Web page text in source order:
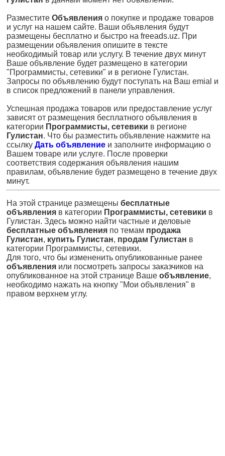
Разместите Объявления о покупке и продаже товаров
и услуг на нашем сайте. Ваши объявления будут
размещены бесплатно и быстро на freeads.uz. При
размещении объявления опишите в тексте
необходимый товар или услугу. В течение двух минут
Ваше объявление будет размещено в категории
"Программисты, сетевики" и в регионе Гулистан.
Запросы по объявлению будут поступать на Ваш emial и
в список предложений в панели управления.
Успешная продажа товаров или предоставление услуг
зависят от размещения бесплатного объявления в
категории Программисты, сетевики в регионе
Гулистан. Что бы разместить объявление нажмите на
ссылку Дать объявление и заполните информацию о
Вашем товаре или услуге. После проверки
соответствия содержания объявления нашим
правилам, объявление будет размещено в течение двух
минут.
На этой странице размещены бесплатные
объявления в категории Программисты, сетевики в
Гулистан. Здесь можно найти частные и деловые
бесплатные объявления по темам продажа
Гулистан, купить Гулистан, продам Гулистан в
категории Программисты, сетевики.
Для того, что бы измененить опубликованные ранее
объявления или посмотреть запросы заказчиков на
опубликованное на этой странице Ваше объявление,
необходимо нажать на кнопку "Мои объявления" в
правом верхнем углу.